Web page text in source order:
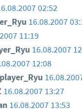
02:52
16.08.2007
11:19
16.08.2007
12:08
16.08.2007 13:27
16.08.2007 13:53